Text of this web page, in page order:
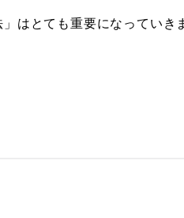
はとても重要になっていき